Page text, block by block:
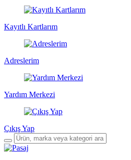
Kayıtlı Kartlarım
Adreslerim
Yardım Merkezi
Çıkış Yap